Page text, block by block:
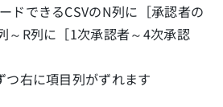
ドできるCSVのN列に［承認者の
～R列に［1次承認者～4次承認
右に項目列がずれます